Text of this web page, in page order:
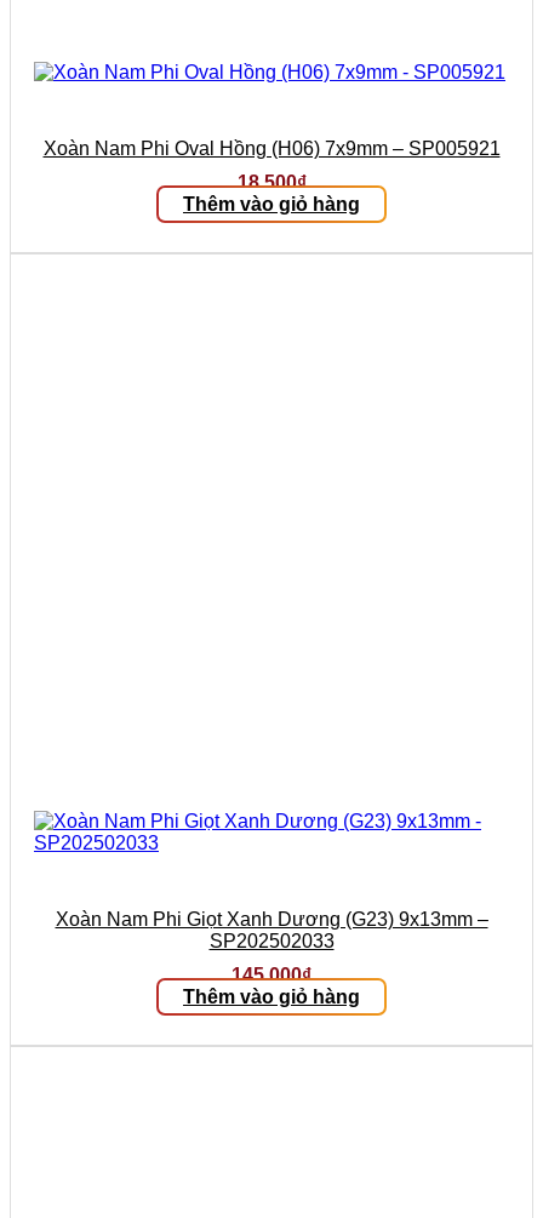
Xoàn Nam Phi Oval Hồng (H06) 7x9mm – SP005921
18.500₫
Thêm vào giỏ hàng
Xoàn Nam Phi Giọt Xanh Dương (G23) 9x13mm –
SP202502033
145.000₫
Thêm vào giỏ hàng